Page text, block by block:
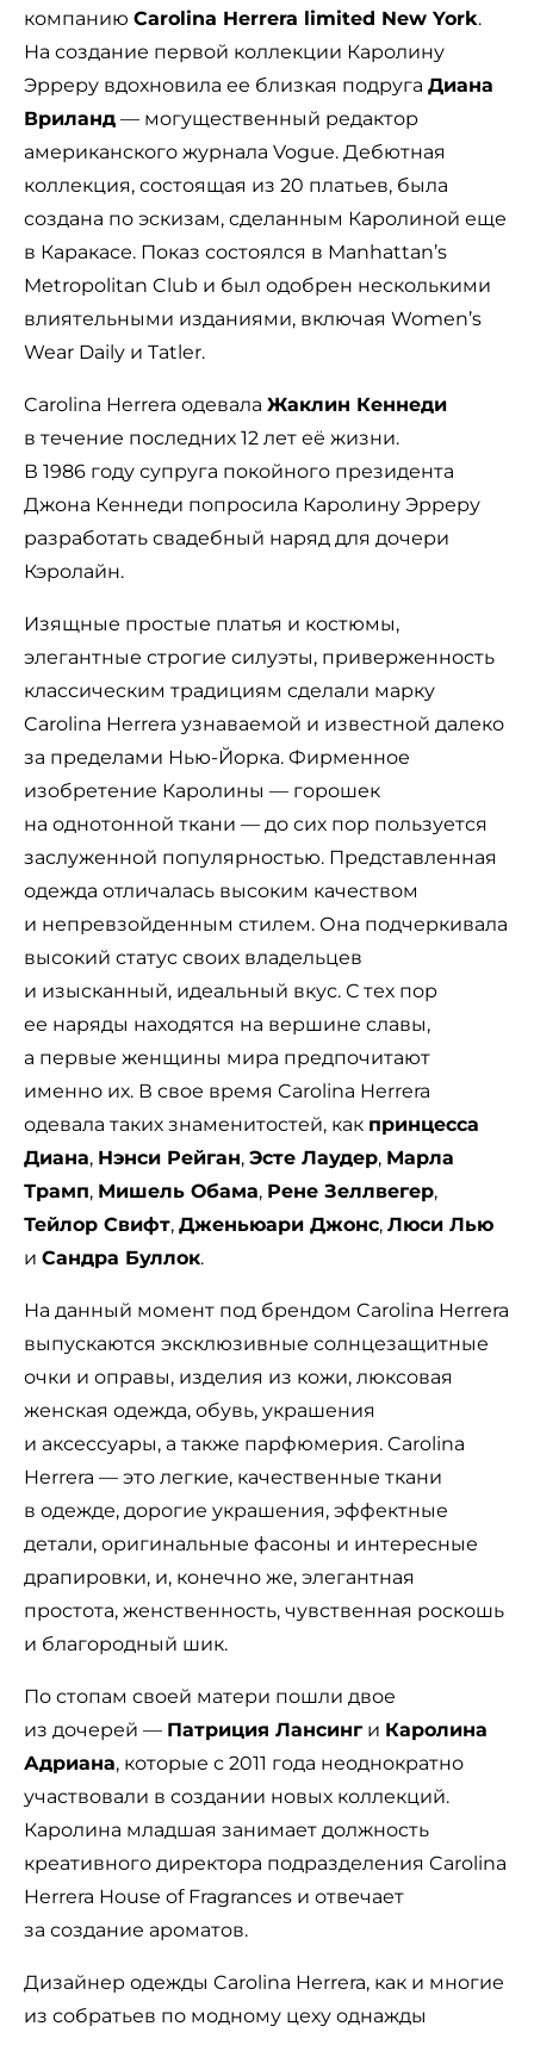
компанию Carolina Herrera limited New York.
На создание первой коллекции Каролину
Эрреру вдохновила ее близкая подруга Диана
Вриланд — могущественный редактор
американского журнала Vogue. Дебютная
коллекция, состоящая из 20 платьев, была
создана по эскизам, сделанным Каролиной еще
в Каракасе. Показ состоялся в Manhattan’s
Metropolitan Club и был одобрен несколькими
влиятельными изданиями, включая Women’s
Wear Daily и Tatler.
Carolina Herrera одевала Жаклин Кеннеди
в течение последних 12 лет её жизни.
В 1986 году супруга покойного президента
Джона Кеннеди попросила Каролину Эрреру
разработать свадебный наряд для дочери
Кэролайн.
Изящные простые платья и костюмы,
элегантные строгие силуэты, приверженность
классическим традициям сделали марку
Carolina Herrera узнаваемой и известной далеко
за пределами Нью-Йорка. Фирменное
изобретение Каролины — горошек
на однотонной ткани — до сих пор пользуется
заслуженной популярностью. Представленная
одежда отличалась высоким качеством
и непревзойденным стилем. Она подчеркивала
высокий статус своих владельцев
и изысканный, идеальный вкус. С тех пор
ее наряды находятся на вершине славы,
а первые женщины мира предпочитают
именно их. В свое время Carolina Herrera
одевала таких знаменитостей, как принцесса
Диана, Нэнси Рейган, Эсте Лаудер, Марла
Трамп, Мишель Обама, Рене Зеллвегер,
Тейлор Свифт, Дженьюари Джонс, Люси Лью
и Сандра Буллок.
На данный момент под брендом Carolina Herrera
выпускаются эксклюзивные солнцезащитные
очки и оправы, изделия из кожи, люксовая
женская одежда, обувь, украшения
и аксессуары, а также парфюмерия. Carolina
Herrera — это легкие, качественные ткани
в одежде, дорогие украшения, эффектные
детали, оригинальные фасоны и интересные
драпировки, и, конечно же, элегантная
простота, женственность, чувственная роскошь
и благородный шик.
По стопам своей матери пошли двое
из дочерей — Патриция Лансинги Каролина
Адриана, которые с 2011 года неоднократно
участвовали в создании новых коллекций.
Каролина младшая занимает должность
креативного директора подразделения Carolina
Herrera House of Fragrances и отвечает
за создание ароматов.
Дизайнер одежды Carolina Herrera, как и многие
из собратьев по модному цеху однажды